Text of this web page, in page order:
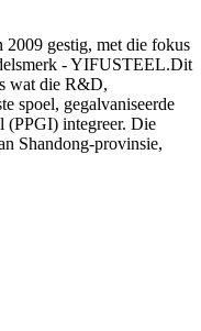
gestig, met die fokus
- YIFUSTEEL.Dit
wat die R&D,
spoel, gegalvaniseerde
(PPGI) integreer. Die
Shandong-provinsie,